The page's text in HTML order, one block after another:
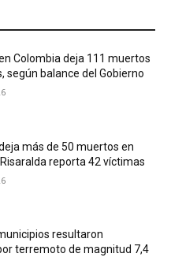
Colombia deja 111 muertos
según balance del Gobierno
más de 50 muertos en
reporta 42 víctimas
resultaron
terremoto de magnitud 7,4